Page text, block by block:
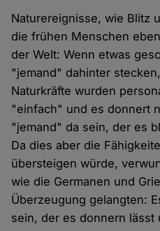
Naturereignisse, wie Blitz
die frühen Menschen
der Welt: Wenn etwas
"jemand" dahinter
Naturkräfte wurden
"einfach" und es donnert
"jemand" da sein, der es
Da dies aber die
übersteigen würde,
wie die Germanen und
Überzeugung gelangten:
sein, der es donnern